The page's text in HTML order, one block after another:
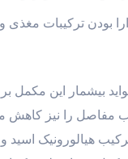
بودن ترکیبات
بیشمار این مکمل
مفاصل را نیز کاهش
هیالورونیک